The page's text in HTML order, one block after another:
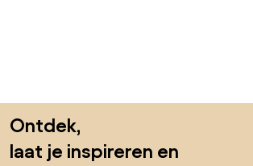
Ontdek,
laat je inspireren en